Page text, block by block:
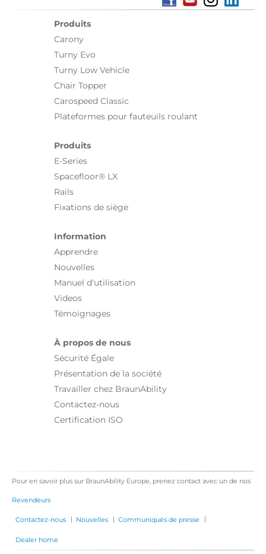
Produits
Carony
Turny Evo
Turny Low Vehicle
Chair Topper
Carospeed Classic
Plateformes pour fauteuils roulant
Produits
E-Series
Spacefloor® LX
Rails
Fixations de siège
Information
Apprendre
Nouvelles
Manuel d'utilisation
Videos
Témoignages
À propos de nous
Sécurité Égale
Présentation de la société
Travailler chez BraunAbility
Contactez-nous
Certification ISO
Pour en savoir plus sur BraunAbility Europe, prenez contact avec un de nos
Revendeurs
Contactez-nous | Nouvelles | Communiqués de presse |
Dealer home